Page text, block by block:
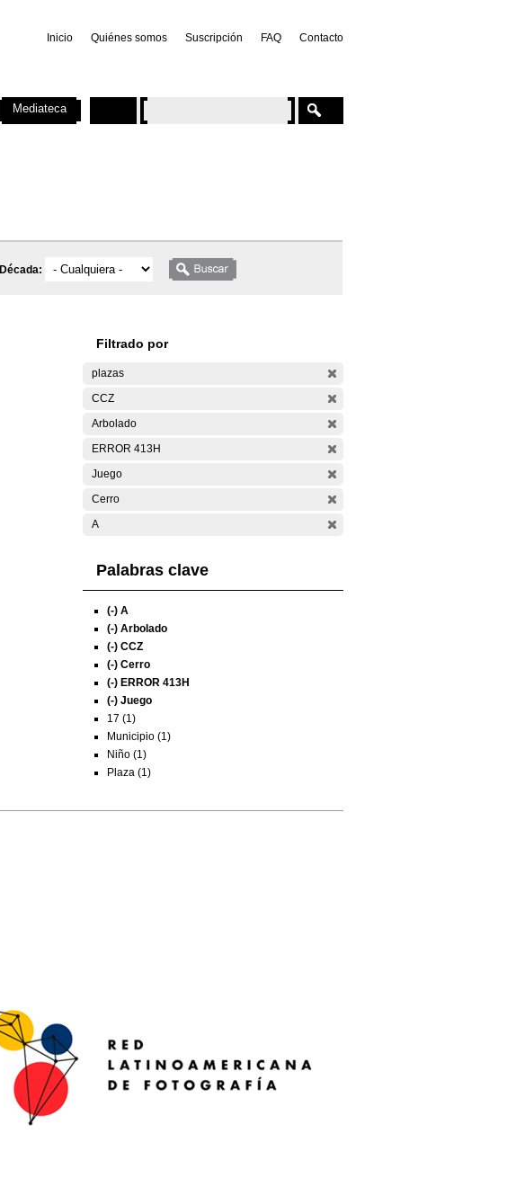
Inicio Quiénes somos Suscripción FAQ Contacto
Década:
Filtrado por
plazas
CCZ
Arbolado
ERROR 413H
Juego
Cerro
A
Palabras clave
(-) A
(-) Arbolado
(-) CCZ
(-) Cerro
(-) ERROR 413H
(-) Juego
17 (1)
Municipio (1)
Niño (1)
Plaza (1)
Mediateca